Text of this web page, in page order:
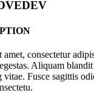
consectetur
Aliquam
Fusce sagittis